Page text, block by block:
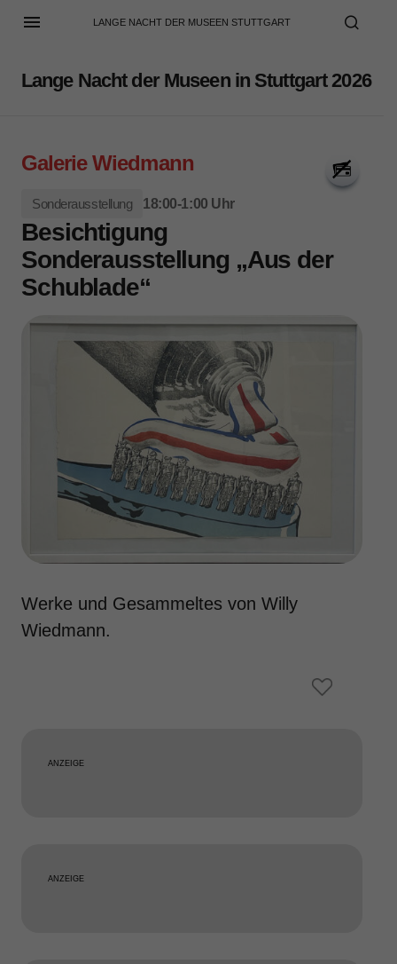
LANGE NACHT DER MUSEEN STUTTGART
Lange Nacht der Museen in Stuttgart 2026
Galerie Wiedmann
Sonderausstellung 18:00-1:00 Uhr
Besichtigung
Sonderausstellung „Aus der
Schublade“
Werke und Gesammeltes von Willy
Wiedmann.
ANZEIGE
ANZEIGE